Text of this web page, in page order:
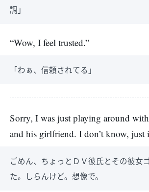
調」
“Wow, I feel trusted.”
「わぁ、信頼されてる」
Sorry, I was just playing around
and his girlfriend. I don’t know, just
ごめん、ちょっとＤＶ彼氏とその彼女
た。しらんけど。想像で。